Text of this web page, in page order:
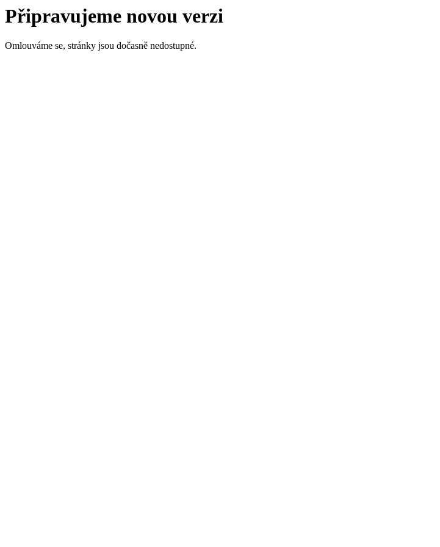
Připravujeme novou verzi
Omlouváme se, stránky jsou dočasně nedostupné.